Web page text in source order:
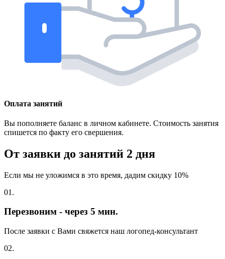
Оплата занятий
Вы пополняете баланс в личном кабинете. Стоимость занятия
спишется по факту его свершения.
От заявки до занятий 2 дня
Если мы не уложимся в это время, дадим скидку 10%
01.
Перезвоним - через 5 мин.
После заявки с Вами свяжется наш логопед-консультант
02.